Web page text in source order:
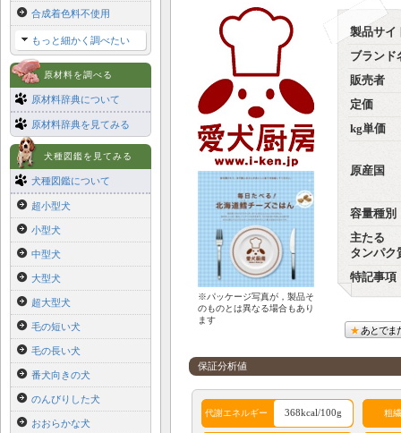
※パッケージ写真が，製品そ
のものとは異なる場合もあり
ます
製品サイ
ブランド
販売者
定価
kg単価
原産国
容量種別
主たる
タンパク
特記事項
あとでま
保証分析値
代謝エネルギー 368kcal/100g 粗
合成着色料不使用
もっと細かく調べたい
原材料を調べる
原材料辞典について
原材料辞典を見てみる
犬種図鑑を見てみる
犬種図鑑について
超小型犬
小型犬
中型犬
大型犬
超大型犬
毛の短い犬
毛の長い犬
番犬向きの犬
のんびりした犬
おおらかな犬